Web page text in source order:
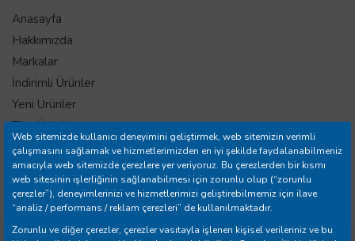
Anasayfa
Hakkımızda
Markalar
İndirimli Ürünler
Yeni Ürünler
Tüm Ürünler
İletişim
Mağazalar
Banka Hesap Bilgileri
Web sitemizde kullanıcı deneyimini geliştirmek, web sitemizin verimli
çalışmasını sağlamak ve hizmetlerimizden en iyi şekilde faydalanabilmeniz
amacıyla web sitemizde çerezlere yer veriyoruz. Bu çerezlerden bir kısmı
web sitesinin işlerliğinin sağlanabilmesi için zorunlu olup (“zorunlu
çerezler”), deneyimlerinizi ve hizmetlerimizi geliştirebilmemiz için ilave
“analiz / performans / reklam çerezleri” de kullanılmaktadır.
Zorunlu ve diğer çerezler, çerezler vasıtayla işlenen kişisel verileriniz ve bu